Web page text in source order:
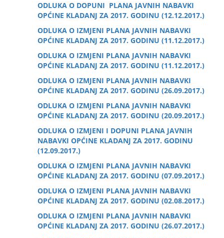
ODLUKA O DOPUNI PLANA JAVNIH NABAVKI
OPĆINE KLADANJ ZA 2017. GODINU (12.12.2017.)
ODLUKA O IZMJENI PLANA JAVNIH NABAVKI
OPĆINE KLADANJ ZA 2017. GODINU (11.12.2017.)
ODLUKA O IZMJENI PLANA JAVNIH NABAVKI
OPĆINE KLADANJ ZA 2017. GODINU (11.12.2017.)
ODLUKA O IZMJENI PLANA JAVNIH NABAVKI
OPĆINE KLADANJ ZA 2017. GODINU (26.09.2017.)
ODLUKA O IZMJENI PLANA JAVNIH NABAVKI
OPĆINE KLADANJ ZA 2017. GODINU (20.09.2017.)
ODLUKA O IZMJENI I DOPUNI PLANA JAVNIH
NABAVKI OPĆINE KLADANJ ZA 2017. GODINU
(12.09.2017.)
ODLUKA O IZMJENI PLANA JAVNIH NABAVKI
OPĆINE KLADANJ ZA 2017. GODINU (07.09.2017.)
ODLUKA O IZMJENI PLANA JAVNIH NABAVKI
OPĆINE KLADANJ ZA 2017. GODINU (02.08.2017.)
ODLUKA O IZMJENI PLANA JAVNIH NABAVKI
OPĆINE KLADANJ ZA 2017. GODINU (26.07.2017.)